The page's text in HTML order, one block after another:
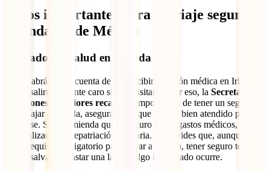
Datos importantes para un viaje seguro a
Irlanda desde México
Cuidados de salud en Irlanda
Ya te habrás dado cuenta de que recibir atención médica en Irlanda
puede salirte bastante caro si eres visitante. Por eso, la Secretaría de
Relaciones Exteriores recalca
la importancia de tener un seguro
para viajar a Irlanda, asegurándote que estarás bien atendido pase lo
que pase. Se recomienda que el seguro cubra gastos médicos,
hospitalización y repatriación sanitaria. No olvides que, aunque no
es un requisito obligatorio para entrar a Irlanda, tener seguro te
puede salvar de gastar una lana si algo inesperado ocurre.